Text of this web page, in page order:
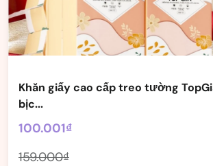
Khăn giấy cao cấp treo tường
bịc...
100.001₫
159.000₫